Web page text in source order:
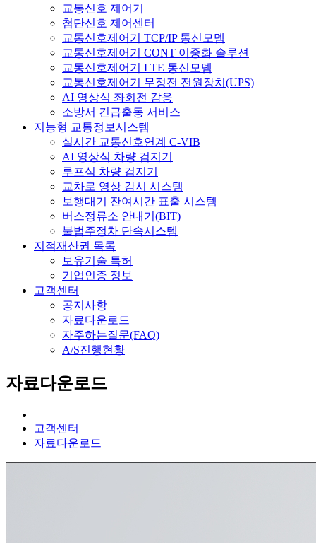
교통신호 제어기
첨단신호 제어센터
교통신호제어기 TCP/IP 통신모뎀
교통신호제어기 CONT 이중화 솔루션
교통신호제어기 LTE 통신모뎀
교통신호제어기 무정전 전원장치(UPS)
AI 영상식 좌회전 감응
소방서 긴급출동 서비스
지능형 교통정보시스템
실시간 교통신호연계 C-VIB
AI 영상식 차량 검지기
루프식 차량 검지기
교차로 영상 감시 시스템
보행대기 잔여시간 표출 시스템
버스정류소 안내기(BIT)
불법주정차 단속시스템
지적재산권 목록
보유기술 특허
기업인증 정보
고객센터
공지사항
자료다운로드
자주하는질문(FAQ)
A/S진행현황
자료다운로드
고객센터
자료다운로드